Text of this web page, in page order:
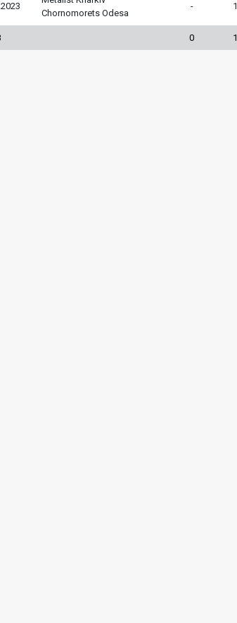
Chornomorets Odesa
- 1
0 1